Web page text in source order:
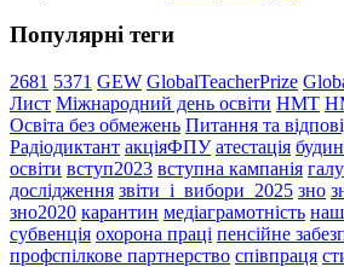
Популярні теги
2681 5371 GEW GlobalTeacherPrize
Лист Міжнародний день освіти НМТ
Освіта без обмежень Питання та
Радіодиктант акціяФПУ атестація
освіти вступ2023 вступна кампанія
дослідження звіти_і_вибори_2025 зно
зно2020 карантин медіаграмотність
субвенція охорона праці пенсійне
профспілкове партнерство співпраця